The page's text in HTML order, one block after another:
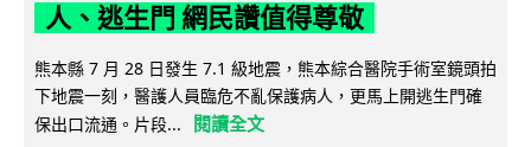
人、逃生門 網民讚值得尊敬
熊本縣 7 月 28 日發生 7.1 級地震，熊本綜合醫院手術室鏡頭拍
下地震一刻，醫護人員臨危不亂保護病人，更馬上開逃生門確
保出口流通。片段...
閱讀全文